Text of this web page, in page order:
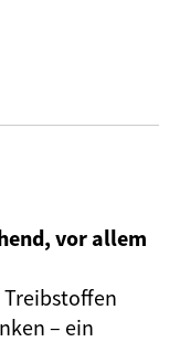
vor allem
Treibstoffen
– ein